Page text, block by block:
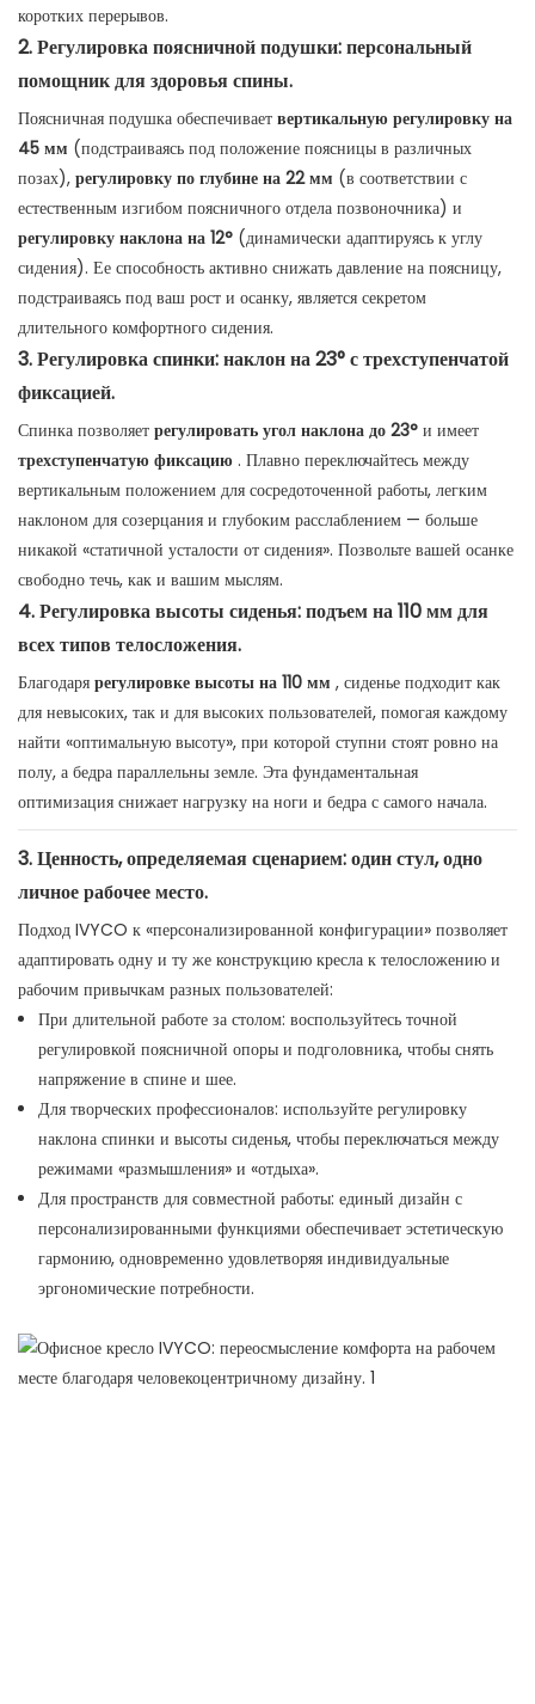
коротких перерывов.
2. Регулировка поясничной подушки: персональный
помощник для здоровья спины.
Поясничная подушка обеспечивает вертикальную регулировку на
45 мм (подстраиваясь под положение поясницы в различных
позах), регулировку по глубине на 22 мм (в соответствии с
естественным изгибом поясничного отдела позвоночника) и
регулировку наклона на 12° (динамически адаптируясь к углу
сидения). Ее способность активно снижать давление на поясницу,
подстраиваясь под ваш рост и осанку, является секретом
длительного комфортного сидения.
3. Регулировка спинки: наклон на 23° с трехступенчатой ​​
фиксацией.
Спинка позволяет регулировать угол наклона до 23° и имеет
трехступенчатую фиксацию . Плавно переключайтесь между
вертикальным положением для сосредоточенной работы, легким
наклоном для созерцания и глубоким расслаблением — больше
никакой «статичной усталости от сидения». Позвольте вашей осанке
свободно течь, как и вашим мыслям.
4. Регулировка высоты сиденья: подъем на 110 мм для
всех типов телосложения.
Благодаря регулировке высоты на 110 мм , сиденье подходит как
для невысоких, так и для высоких пользователей, помогая каждому
найти «оптимальную высоту», при которой ступни стоят ровно на
полу, а бедра параллельны земле. Эта фундаментальная
оптимизация снижает нагрузку на ноги и бедра с самого начала.
3. Ценность, определяемая сценарием: один стул, одно
личное рабочее место.
Подход IVYCO к «персонализированной конфигурации» позволяет
адаптировать одну и ту же конструкцию кресла к телосложению и
рабочим привычкам разных пользователей:
При длительной работе за столом: воспользуйтесь точной
регулировкой поясничной опоры и подголовника, чтобы снять
напряжение в спине и шее.
Для творческих профессионалов: используйте регулировку
наклона спинки и высоты сиденья, чтобы переключаться между
режимами «размышления» и «отдыха».
Для пространств для совместной работы: единый дизайн с
персонализированными функциями обеспечивает эстетическую
гармонию, одновременно удовлетворяя индивидуальные
эргономические потребности.